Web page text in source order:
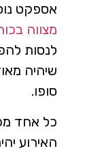
אספקט
מצווה
לנסות
שיהיה
סופו.
כל אחד
האירוע